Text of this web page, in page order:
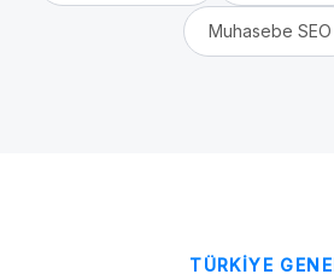
Muhasebe SEO
TÜRKIYE